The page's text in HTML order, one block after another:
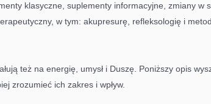
klasyczne, suplementy informacyjne, zmiany w
w tym: akupresurę, refleksologię i
też na energię, umysł i Duszę. Poniższy opis
zrozumieć ich zakres i wpływ.